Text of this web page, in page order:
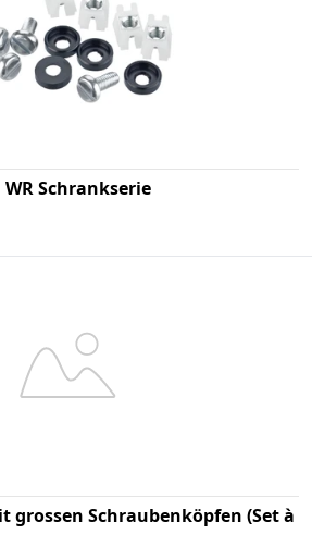
Schrankserie
grossen Schraubenköpfen (Set à